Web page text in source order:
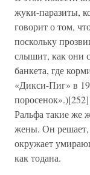
жуки-паразиты,
говорит о том,
поскольку
слышит, как они
банкета, где
«Дикси-Пиг» в
Ральфа такие же
жены. Он решает,
окружает
как тодана.